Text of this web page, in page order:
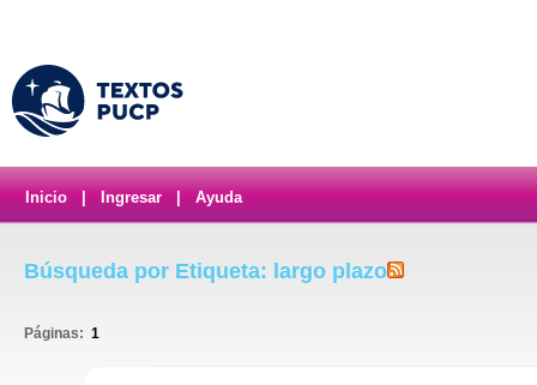
Inicio Ingresar Ayuda
Búsqueda por Etiqueta: largo plazo
Páginas: 1